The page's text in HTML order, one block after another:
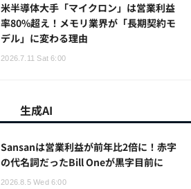
米半導体大手「マイクロン」は営業利益
率80%超え！メモリ業界が「長期契約モ
デル」に変わる理由
2026.7.11 Sat 6:00
生成AI
Sansanは営業利益が前年比2倍に！赤字
の代名詞だったBill Oneが黒字目前に
2026.8.5 Wed 6:00